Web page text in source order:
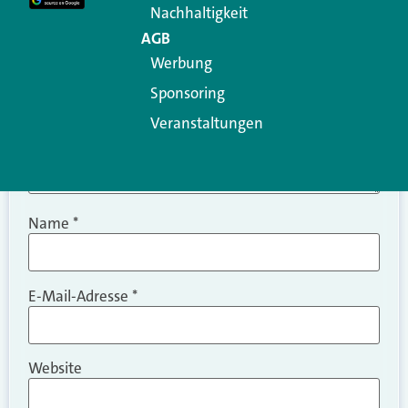
Name *
E-Mail-Adresse *
Website
Nachhaltigkeit
AGB
Werbung
Sponsoring
Veranstaltungen